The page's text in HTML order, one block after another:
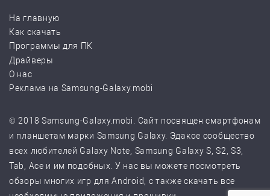
На главную
Как скачать
Программы для ПК
Драйверы
О нас
Реклама на Samsung-Galaxy.mobi
© 2018 Samsung-Galaxy.mobi. Сайт посвящен смартфонам
и планшетам марки Samsung Galaxy. Эдакое сообщество
всех любителей Galaxy Note, Samsung Galaxy S, S2, S3,
Tab, Ace и им подобных. У нас вы можете посмотреть
обзоры многих игр для Android, с также скачать все